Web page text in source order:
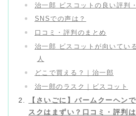
治一郎 ビスコットの良い評判
SNSでの声は？
口コミ・評判のまとめ
治一郎 ビスコットが向いてい
人
どこで買える？｜治一郎
治一郎のラスク｜ビスコット
【さいごに】バームクーヘン
スクはまずい？口コミ・評判